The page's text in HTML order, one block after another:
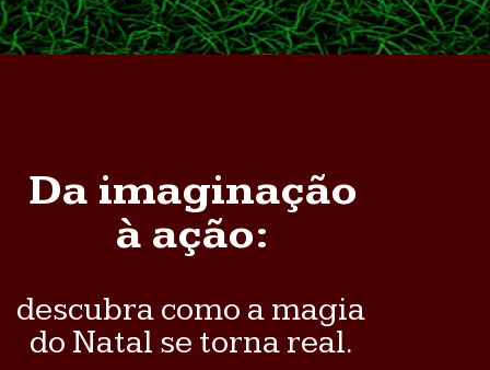
Da imaginação
à ação:
descubra como a magia
do Natal se torna real.